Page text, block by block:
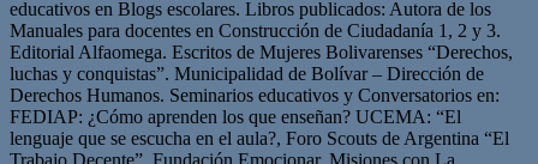
educativos en Blogs escolares. Libros publicados: Autora de los
Manuales para docentes en Construcción de Ciudadanía 1, 2 y 3.
Editorial Alfaomega. Escritos de Mujeres Bolivarenses “Derechos,
luchas y conquistas”. Municipalidad de Bolívar – Dirección de
Derechos Humanos. Seminarios educativos y Conversatorios en:
FEDIAP: ¿Cómo aprenden los que enseñan? UCEMA: “El
lenguaje que se escucha en el aula?, Foro Scouts de Argentina “El
Trabajo Decente”. Fundación Emocionar, Misiones con La